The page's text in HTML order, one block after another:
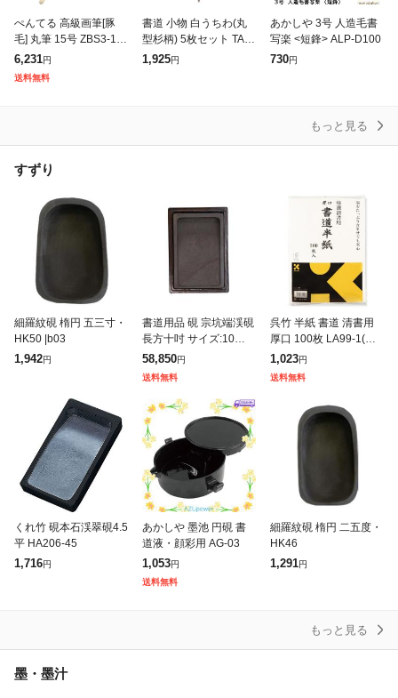
ぺんてる 高級画筆[豚
毛] 丸筆 15号 ZBS3-15
00806795 【まとめ買
い10本セット】
6,231円
送料無料
書道 小物 白うちわ(丸
型杉柄) 5枚セット TA11
| 団扇 書道用品 半紙屋e
1,925円
あかしや 3号 人造毛書
写楽 <短鋒> ALP-D100
730円
もっと見る
すずり
細羅紋硯 楕円 五三寸・
HK50 |b03
1,942円
書道用品 硯 宗坑端渓硯
長方十吋 サイズ:10イン
チ(幅:158×厚さ:26×長
さ:252mm)
58,850円
送料無料
呉竹 半紙 書道 清書用
厚口 100枚 LA99-1(サ
イズ: Pack of 1)
1,023円
送料無料
くれ竹 硯本石渓翠硯4.5
平 HA206-45
1,716円
あかしや 墨池 円硯 書
道液・顔彩用 AG-03
1,053円
送料無料
細羅紋硯 楕円 二五度・
HK46
1,291円
もっと見る
墨・墨汁